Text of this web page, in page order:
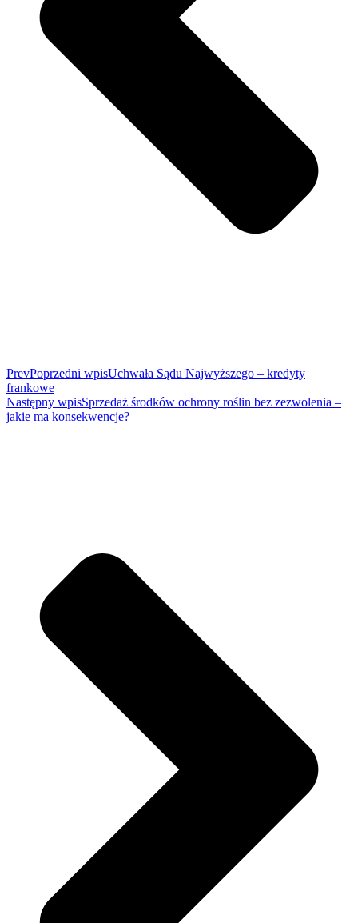
PrevPoprzedni wpisUchwała Sądu Najwyższego – kredyty
frankowe
Następny wpisSprzedaż środków ochrony roślin bez zezwolenia –
jakie ma konsekwencje?